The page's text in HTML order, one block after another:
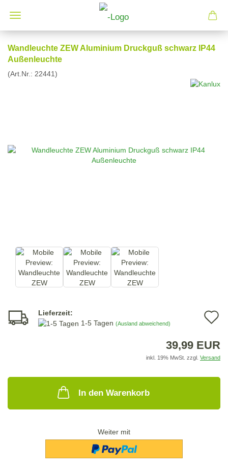
Wandleuchte ZEW Aluminium Druckguß schwarz IP44
Außenleuchte
(Art.Nr.: 22441)
Lieferzeit:
1-5 Tagen (Ausland abweichend)
39,99 EUR
inkl. 19% MwSt. zzgl. Versand
In den Warenkorb
Weiter mit